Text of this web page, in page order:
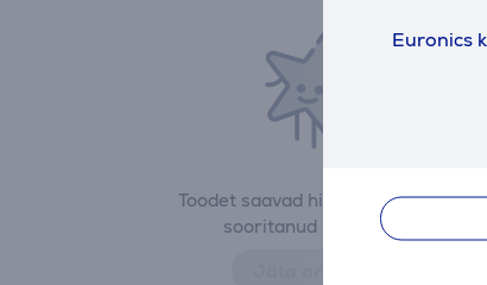
Euronics
Toodet saavad hinnata vaid ostu
sooritanud kasutajad.